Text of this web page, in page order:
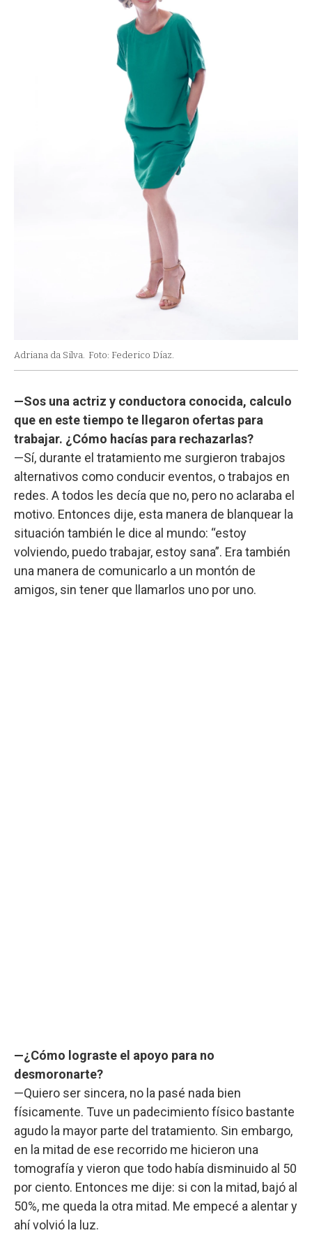
Adriana da Silva. Foto: Federico Díaz.
—Sos una actriz y conductora conocida, calculo
que en este tiempo te llegaron ofertas para
trabajar. ¿Cómo hacías para rechazarlas?
—Sí, durante el tratamiento me surgieron trabajos
alternativos como conducir eventos, o trabajos en
redes. A todos les decía que no, pero no aclaraba el
motivo. Entonces dije, esta manera de blanquear la
situación también le dice al mundo: “estoy
volviendo, puedo trabajar, estoy sana”. Era también
una manera de comunicarlo a un montón de
amigos, sin tener que llamarlos uno por uno.
—¿Cómo lograste el apoyo para no
desmoronarte?
—Quiero ser sincera, no la pasé nada bien
físicamente. Tuve un padecimiento físico bastante
agudo la mayor parte del tratamiento. Sin embargo,
en la mitad de ese recorrido me hicieron una
tomografía y vieron que todo había disminuido al 50
por ciento. Entonces me dije: si con la mitad, bajó al
50%, me queda la otra mitad. Me empecé a alentar y
ahí volvió la luz.